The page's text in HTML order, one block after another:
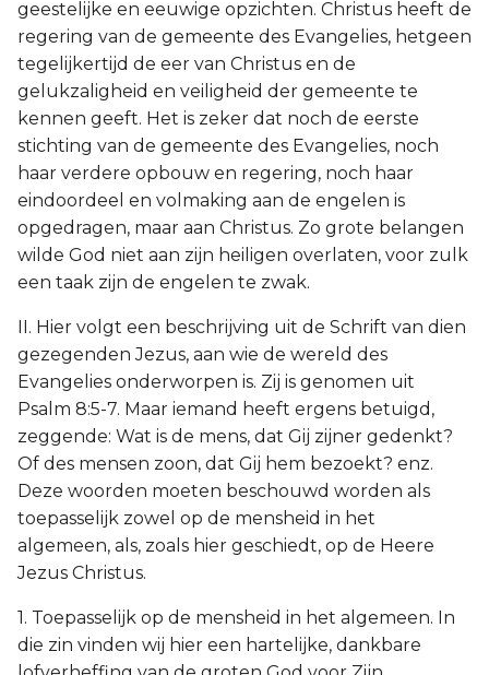
geestelijke en eeuwige opzichten. Christus heeft de
regering van de gemeente des Evangelies, hetgeen
tegelijkertijd de eer van Christus en de
gelukzaligheid en veiligheid der gemeente te
kennen geeft. Het is zeker dat noch de eerste
stichting van de gemeente des Evangelies, noch
haar verdere opbouw en regering, noch haar
eindoordeel en volmaking aan de engelen is
opgedragen, maar aan Christus. Zo grote belangen
wilde God niet aan zijn heiligen overlaten, voor zulk
een taak zijn de engelen te zwak.
II. Hier volgt een beschrijving uit de Schrift van dien
gezegenden Jezus, aan wie de wereld des
Evangelies onderworpen is. Zij is genomen uit
Psalm 8:5-7. Maar iemand heeft ergens betuigd,
zeggende: Wat is de mens, dat Gij zijner gedenkt?
Of des mensen zoon, dat Gij hem bezoekt? enz.
Deze woorden moeten beschouwd worden als
toepasselijk zowel op de mensheid in het
algemeen, als, zoals hier geschiedt, op de Heere
Jezus Christus.
1. Toepasselijk op de mensheid in het algemeen. In
die zin vinden wij hier een hartelijke, dankbare